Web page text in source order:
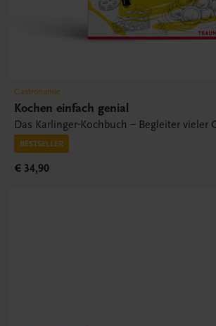
Gastronomie
Kochen einfach genial
Das Karlinger-Kochbuch – Begleiter vieler
BESTSELLER
€ 34,90